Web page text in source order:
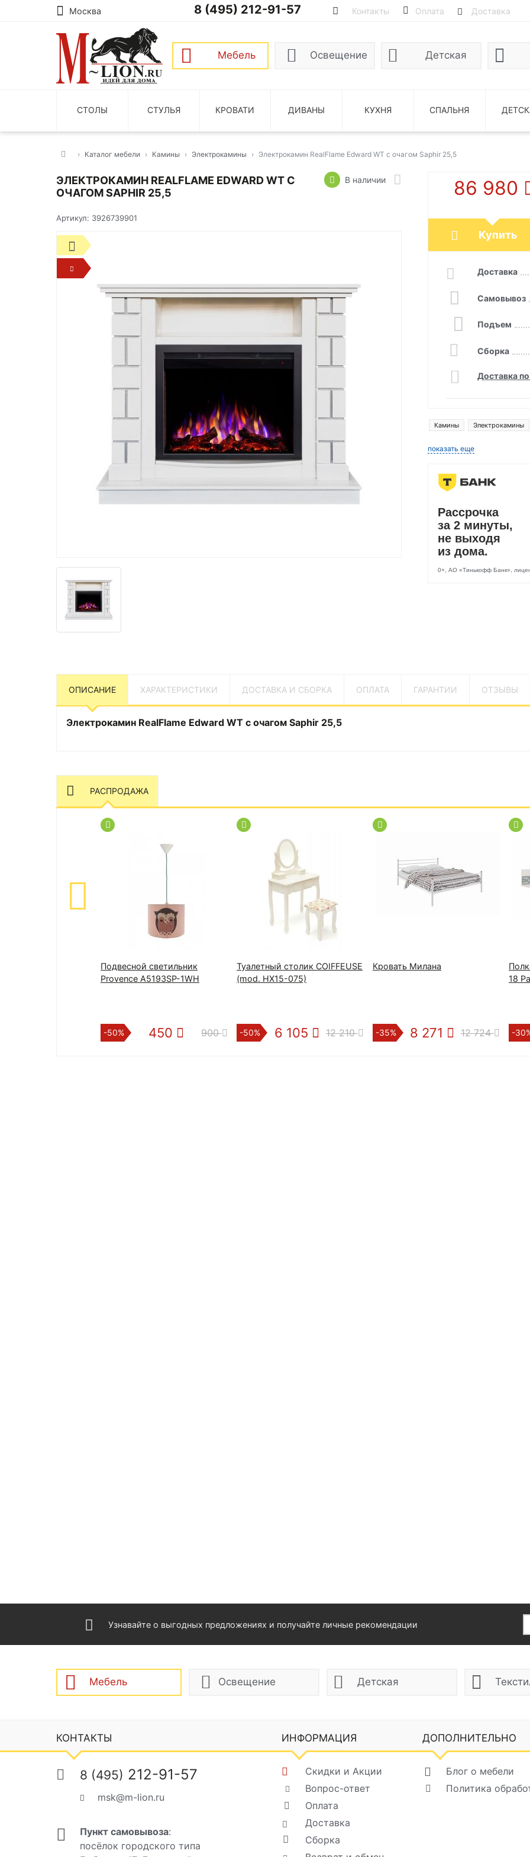
Москва 8 (495) 212-91-57 Контакты Оплата Доставка
Мебель Освещение Детская
СТОЛЫ СТУЛЬЯ КРОВАТИ ДИВАНЫ КУХНЯ СПАЛЬНЯ
Каталог мебели Камины Электрокамины Электрокамин RealFlame Edward WT с очагом Saphir 25,5
В наличии
ЭЛЕКТРОКАМИН REALFLAME EDWARD WT С
ОЧАГОМ SAPHIR 25,5
Артикул: 3926739901
86 980
Купить
Доставка
Самовывоз
Подъем
Сборка
Доставка
Камины Электрокамины
показать еще
Рассрочка
за 2 минуты,
не выходя
из дома.
0+, АО «Тинькофф Банк»,
ОПИСАНИЕ ХАРАКТЕРИСТИКИ ДОСТАВКА И СБОРКА ОПЛАТА ГАРАНТИИ ОТЗЫВЫ
Электрокамин RealFlame Edward WT с очагом Saphir 25,5
РАСПРОДАЖА
Подвесной светильник
Provence A5193SP-1WH
-50% 450 900
Туалетный столик COIFFEUSE
(mod. HX15-075)
-50% 6 105 12 210
Кровать Милана
-35% 8 271 12 724
18
-
Узнавайте о выгодных предложениях и получайте личные рекомендации
Мебель Освещение Детская
КОНТАКТЫ
8 (495) 212-91-57
msk@m-lion.ru
Пункт самовывоза:
посёлок городского типа
ИНФОРМАЦИЯ
Скидки и Акции
Вопрос-ответ
Оплата
Доставка
Сборка
ДОПОЛНИТЕЛЬНО
Блог о мебели
Политика